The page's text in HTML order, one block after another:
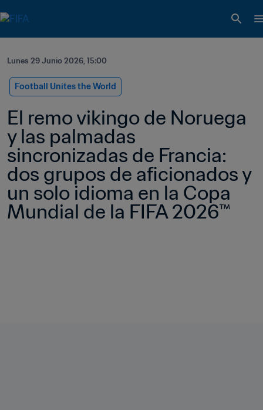
Lunes 29 Junio 2026, 15:00
Football Unites the World
El remo vikingo de Noruega
y las palmadas
sincronizadas de Francia:
dos grupos de aficionados y
un solo idioma en la Copa
Mundial de la FIFA 2026™